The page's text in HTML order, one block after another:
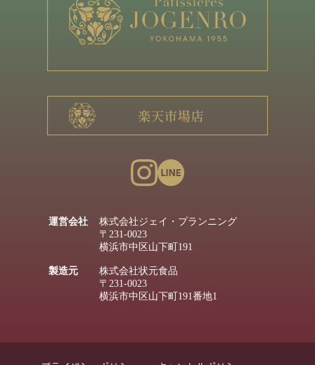
運営会社
株式会社ジェイ・プランニング
〒231-0023
横浜市中区山下町191
製造元
株式会社状元食品
〒231-0023
横浜市中区山下町191番地1